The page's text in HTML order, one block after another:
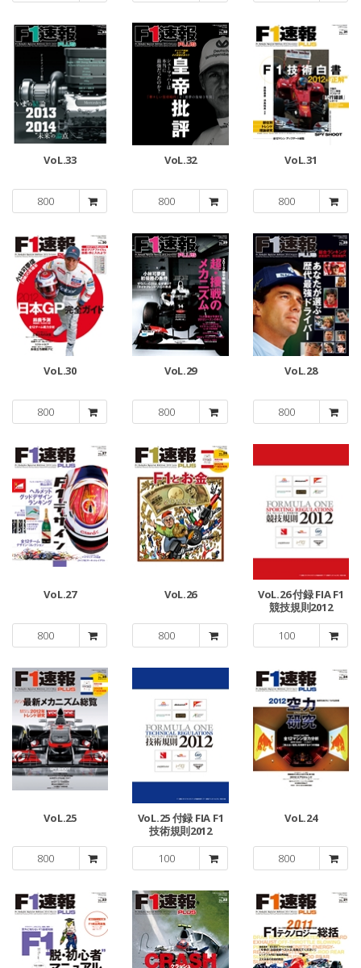
VoL.33
800
VoL.32
800
VoL.31
800
VoL.30
800
VoL.29
800
VoL.28
800
VoL.27
800
VoL.26
800
VoL.26 付録 FIA F1
競技規則2012
100
VoL.25
800
VoL.25 付録 FIA F1
技術規則2012
100
VoL.24
800